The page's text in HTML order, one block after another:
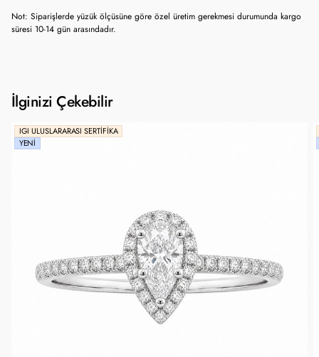
Not: Siparişlerde yüzük ölçüsüne göre özel üretim gerekmesi durumunda kargo
süresi 10-14 gün arasındadır.
İlginizi Çekebilir
IGI ULUSLARARASI SERTIFIKA
YENI